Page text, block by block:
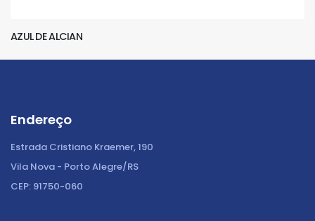
AZUL DE ALCIAN
Endereço
Estrada Cristiano Kraemer, 190
Vila Nova - Porto Alegre/RS
CEP: 91750-060